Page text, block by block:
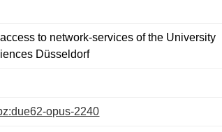
to network-services of the University
Düsseldorf
opus-2240